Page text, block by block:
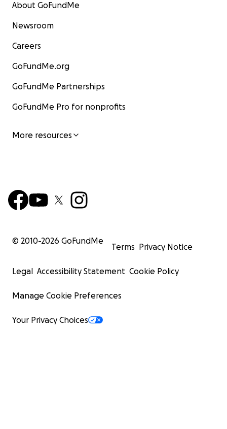
About GoFundMe
Newsroom
Careers
GoFundMe.org
GoFundMe Partnerships
GoFundMe Pro for nonprofits
More resources
© 2010-2026 GoFundMe
Terms Privacy Notice
Legal Accessibility Statement Cookie Policy
Manage Cookie Preferences
Your Privacy Choices